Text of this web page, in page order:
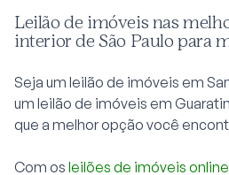
Leilão de imóveis nas
interior de São Paulo para
Seja um leilão de imóveis em
um leilão de imóveis em
que a melhor opção você
Com os leilões de imóveis online